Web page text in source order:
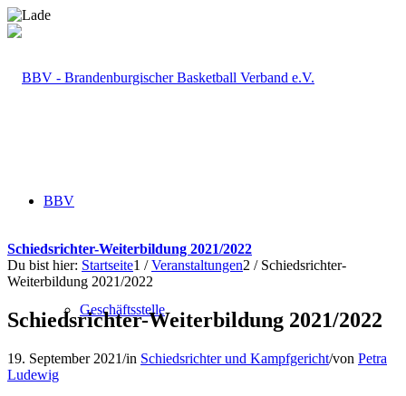
BBV
Geschäftsstelle
Schiedsrichter-Weiterbildung 2021/2022
Du bist hier: Startseite1 / Veranstaltungen2 / Schiedsrichter-
Weiterbildung 2021/2022
Schiedsrichter-Weiterbildung 2021/2022
19. September 2021/in Schiedsrichter und Kampfgericht/von Petra
Ludewig